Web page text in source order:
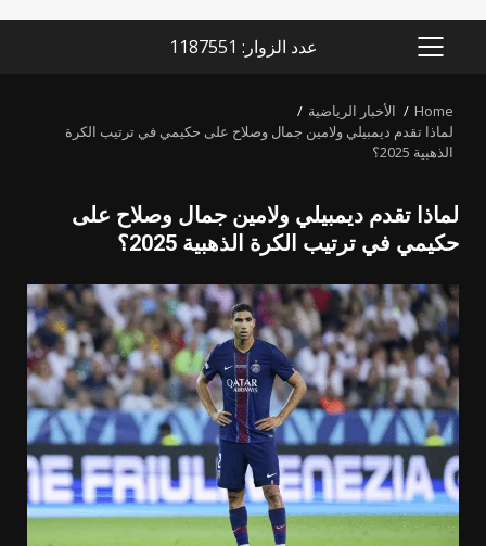
PRIMARY
عدد الزوار: 1187551
Home
الأخبار الرياضية
لماذا تقدم ديمبيلي ولامين جمال وصلاح على حكيمي في ترتيب الكرة
الذهبية 2025؟
لماذا تقدم ديمبيلي ولامين جمال وصلاح على
حكيمي في ترتيب الكرة الذهبية 2025؟